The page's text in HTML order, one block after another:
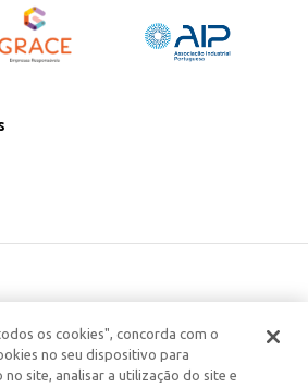
os cookies", concorda com o
no seu dispositivo para
no site, analisar a utilização do site e